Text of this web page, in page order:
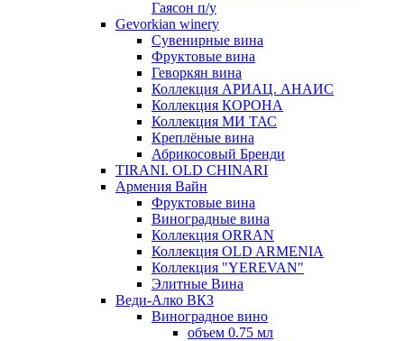
Гаясон п/у
Gevorkian winery
Сувенирные вина
Фруктовые вина
Геворкян вина
Коллекция АРИАЦ. АНАИС
Коллекция КОРОНА
Коллекция МИ ТАС
Креплёные вина
Абрикосовый Бренди
TIRANI. OLD CHINARI
Армения Вайн
Фруктовые вина
Виноградные вина
Коллекция ORRAN
Коллекция OLD ARMENIA
Коллекция "YEREVAN"
Элитные Вина
Веди-Алко ВКЗ
Виноградное вино
объем 0.75 мл